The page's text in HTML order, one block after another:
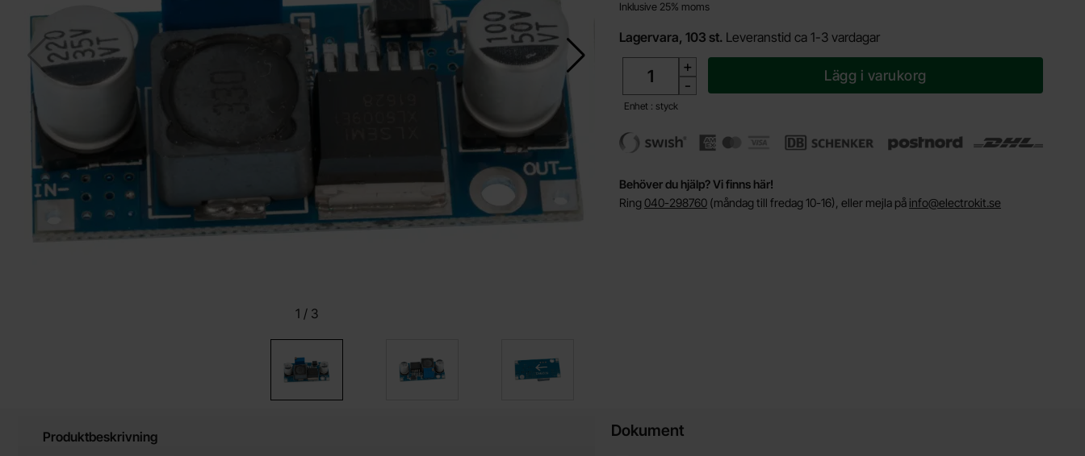
1 / 3
Inklusive 25% moms
Lagervara, 103 st. Leveranstid ca 1-3 vardagar
+
-
Enhet : styck
Lägg i varukorg
Behöver du hjälp? Vi finns här!
Ring 040-298760 (måndag till fredag 10-16), eller mejla på info@electrokit.se
Produktbeskrivning Dokument